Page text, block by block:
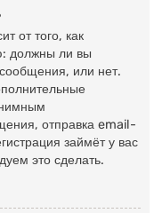
от того, как
должны ли вы
или нет.
отправка email-
займёт у вас
это сделать.